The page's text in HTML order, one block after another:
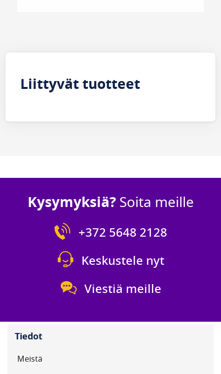
Liittyvät tuotteet
Kysymyksiä?Soita meille
+372 5648 2128
Keskustele nyt
Viestiä meille
Tiedot
Meistä